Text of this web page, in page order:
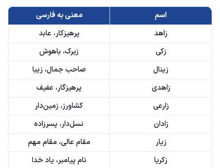
اسم
معنی به فارسی
زاهد
پرهیزکار، عابد
زکی
زیرک، باهوش
زینال
صاحب جمال، زیبا
زاهدی
پرهیزگار، عفیف
زارعی
کشاورز، زمین‌دار
زادان
نسل‌دار، پسرزاده
زیار
مقام عالی، مقام مهم
زکریا
نام پیامبر، یاد خدا